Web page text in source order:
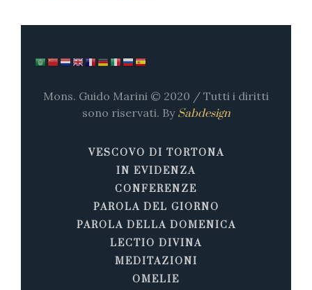
Mons. Guido Marini © 2020 / Tutti i diritti
sono riservati. By Sabdesign
VESCOVO DI TORTONA
IN EVIDENZA
CONFERENZE
PAROLA DEL GIORNO
PAROLA DELLA DOMENICA
LECTIO DIVINA
MEDITAZIONI
OMELIE